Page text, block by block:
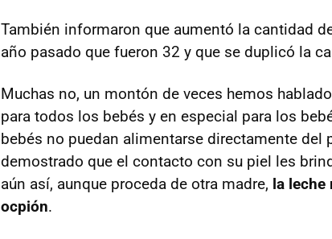
También informaron que aumentó la cantidad
año pasado que fueron 32 y que se duplicó la
Muchas no, un montón de veces hemos
para todos los bebés y en especial para los
bebés no puedan alimentarse directamente del
demostrado que el contacto con su piel les
aún así, aunque proceda de otra madre, la leche
ocpión.